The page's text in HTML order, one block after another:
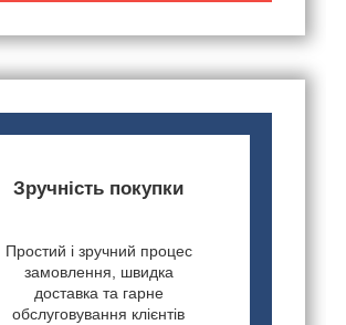
Зручність покупки
Простий і зручний процес
замовлення, швидка
доставка та гарне
обслуговування клієнтів